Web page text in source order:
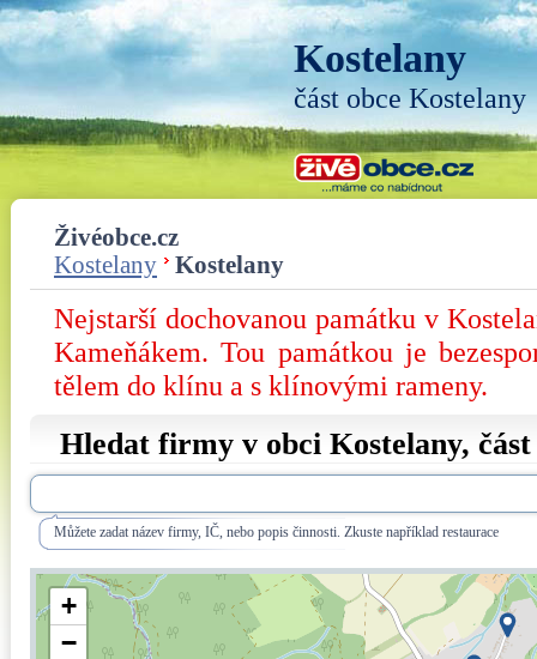
Kostelany
část obce Kostelany
Živéobce.cz
Kostelany
Kostelany
Nejstarší dochovanou památku v
Kameňákem. Tou památkou je
tělem do klínu a s klínovými rameny.
Hledat firmy v obci Kostelany,
Můžete zadat název firmy, IČ, nebo popis činnosti. Zkuste například restaurace
+
−